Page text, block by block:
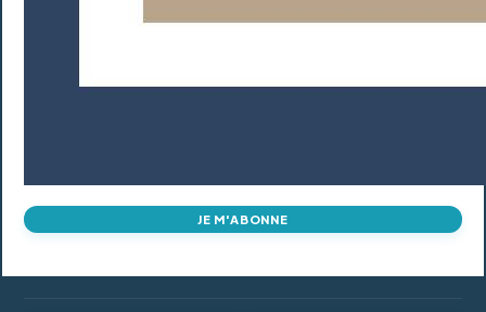
JE M'ABONNE